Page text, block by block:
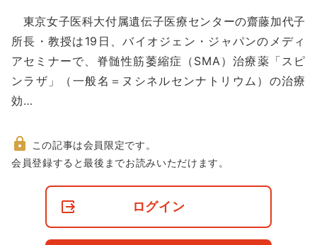
東京女子医科大付属遺伝子医療センターの齋藤加代子
所長・教授は19日、バイオジェン・ジャパンのメディ
アセミナーで、脊髄性筋萎縮症（SMA）治療薬「スピ
ンラザ」（一般名＝ヌシネルセンナトリウム）の治療
効…
非
この記事は会員限定です。
会員登録すると最後までお読みいただけます。
ログイン